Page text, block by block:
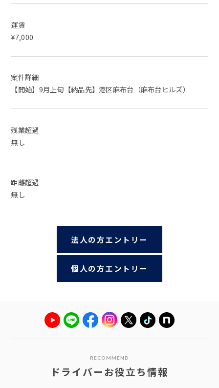
運賃
¥7,000
案件詳細
【開始】9月上旬【納品先】港区麻布台（麻布台ヒルズ）
残業超過
無し
距離超過
無し
法人の方エントリー
個人の方エントリー
RECOMMEND
ドライバーお役立ち情報